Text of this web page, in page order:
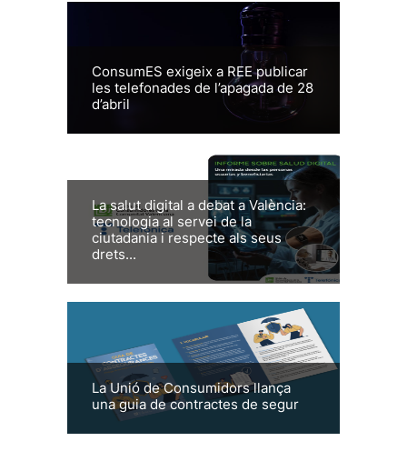
ConsumES exigeix a REE publicar
les telefonades de l’apagada de 28
d’abril
La salut digital a debat a València:
tecnologia al servei de la
ciutadania i respecte als seus
drets...
La Unió de Consumidors llança
una guia de contractes de segur